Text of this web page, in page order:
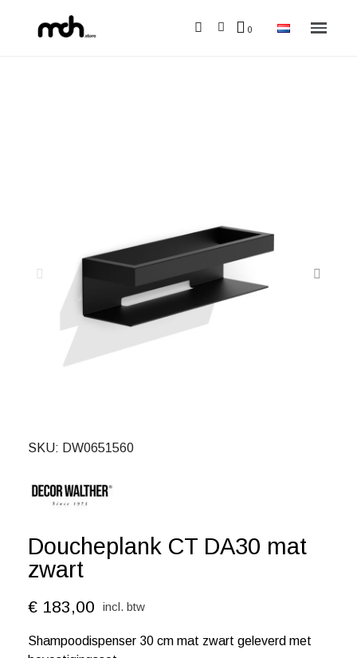
SKU DW0651560
Doucheplank CT DA30 mat
zwart
€ 183,00 incl. btw
Shampoodispenser 30 cm mat zwart geleverd met